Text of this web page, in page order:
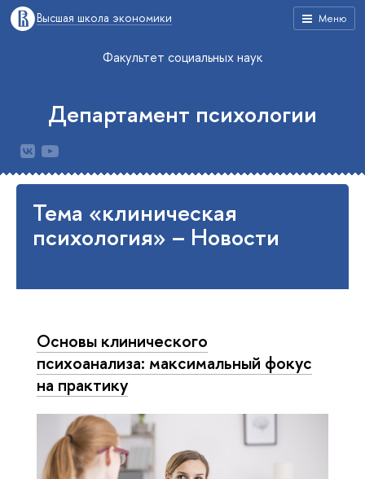
Меню
Высшая школа экономики
Факультет социальных наук
Департамент психологии
Тема «клиническая
психология» – Новости
Основы клинического
психоанализа: максимальный фокус
на практику